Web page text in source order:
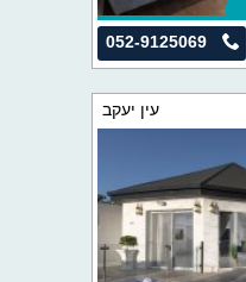
052-9125069
עין יעקב